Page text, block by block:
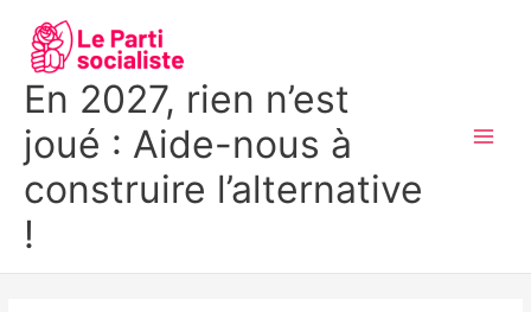
contenu
En 2027, rien n’est
joué : Aide-nous à
construire l’alternative
!